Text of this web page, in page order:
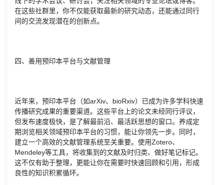
在这些社群里，你不仅能获取最新的研究动态，还能通过同行
间的交流发现潜在的创新点。
四、善用预印本平台与文献管理
近年来，预印本平台（如arXiv、bioRxiv）已成为许多学科快速
传播研究成果的重要渠道。这些平台上的论文未经同行评议，
但发布速度极快，是了解最前沿、最活跃思想的窗口。养成定
期浏览相关领域预印本平台的习惯，能让你领先一步。同时，
建立一个高效的文献管理系统至关重要。使用Zotero、
Mendeley等工具，将收集到的文献及时归类、做好笔记标记。
这不仅有助于整理，更能让你在需要时快速回顾和引用，形成
良性的知识积累循环。